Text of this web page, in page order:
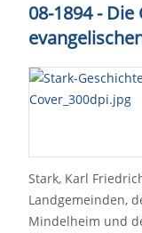
08-1894 -
Stark, Karl
Landgemeinden,
Mindelheim und